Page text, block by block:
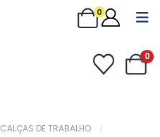
0
0
CALÇAS DE TRABALHO